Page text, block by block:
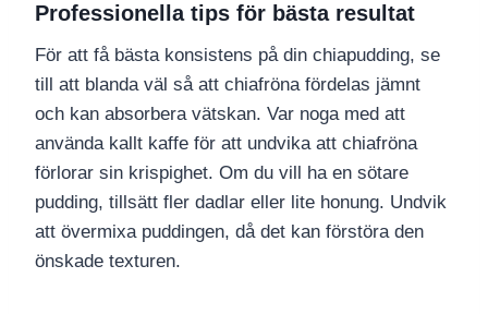
Professionella tips för bästa resultat
För att få bästa konsistens på din chiapudding, se
till att blanda väl så att chiafröna fördelas jämnt
och kan absorbera vätskan. Var noga med att
använda kallt kaffe för att undvika att chiafröna
förlorar sin krispighet. Om du vill ha en sötare
pudding, tillsätt fler dadlar eller lite honung. Undvik
att övermixa puddingen, då det kan förstöra den
önskade texturen.